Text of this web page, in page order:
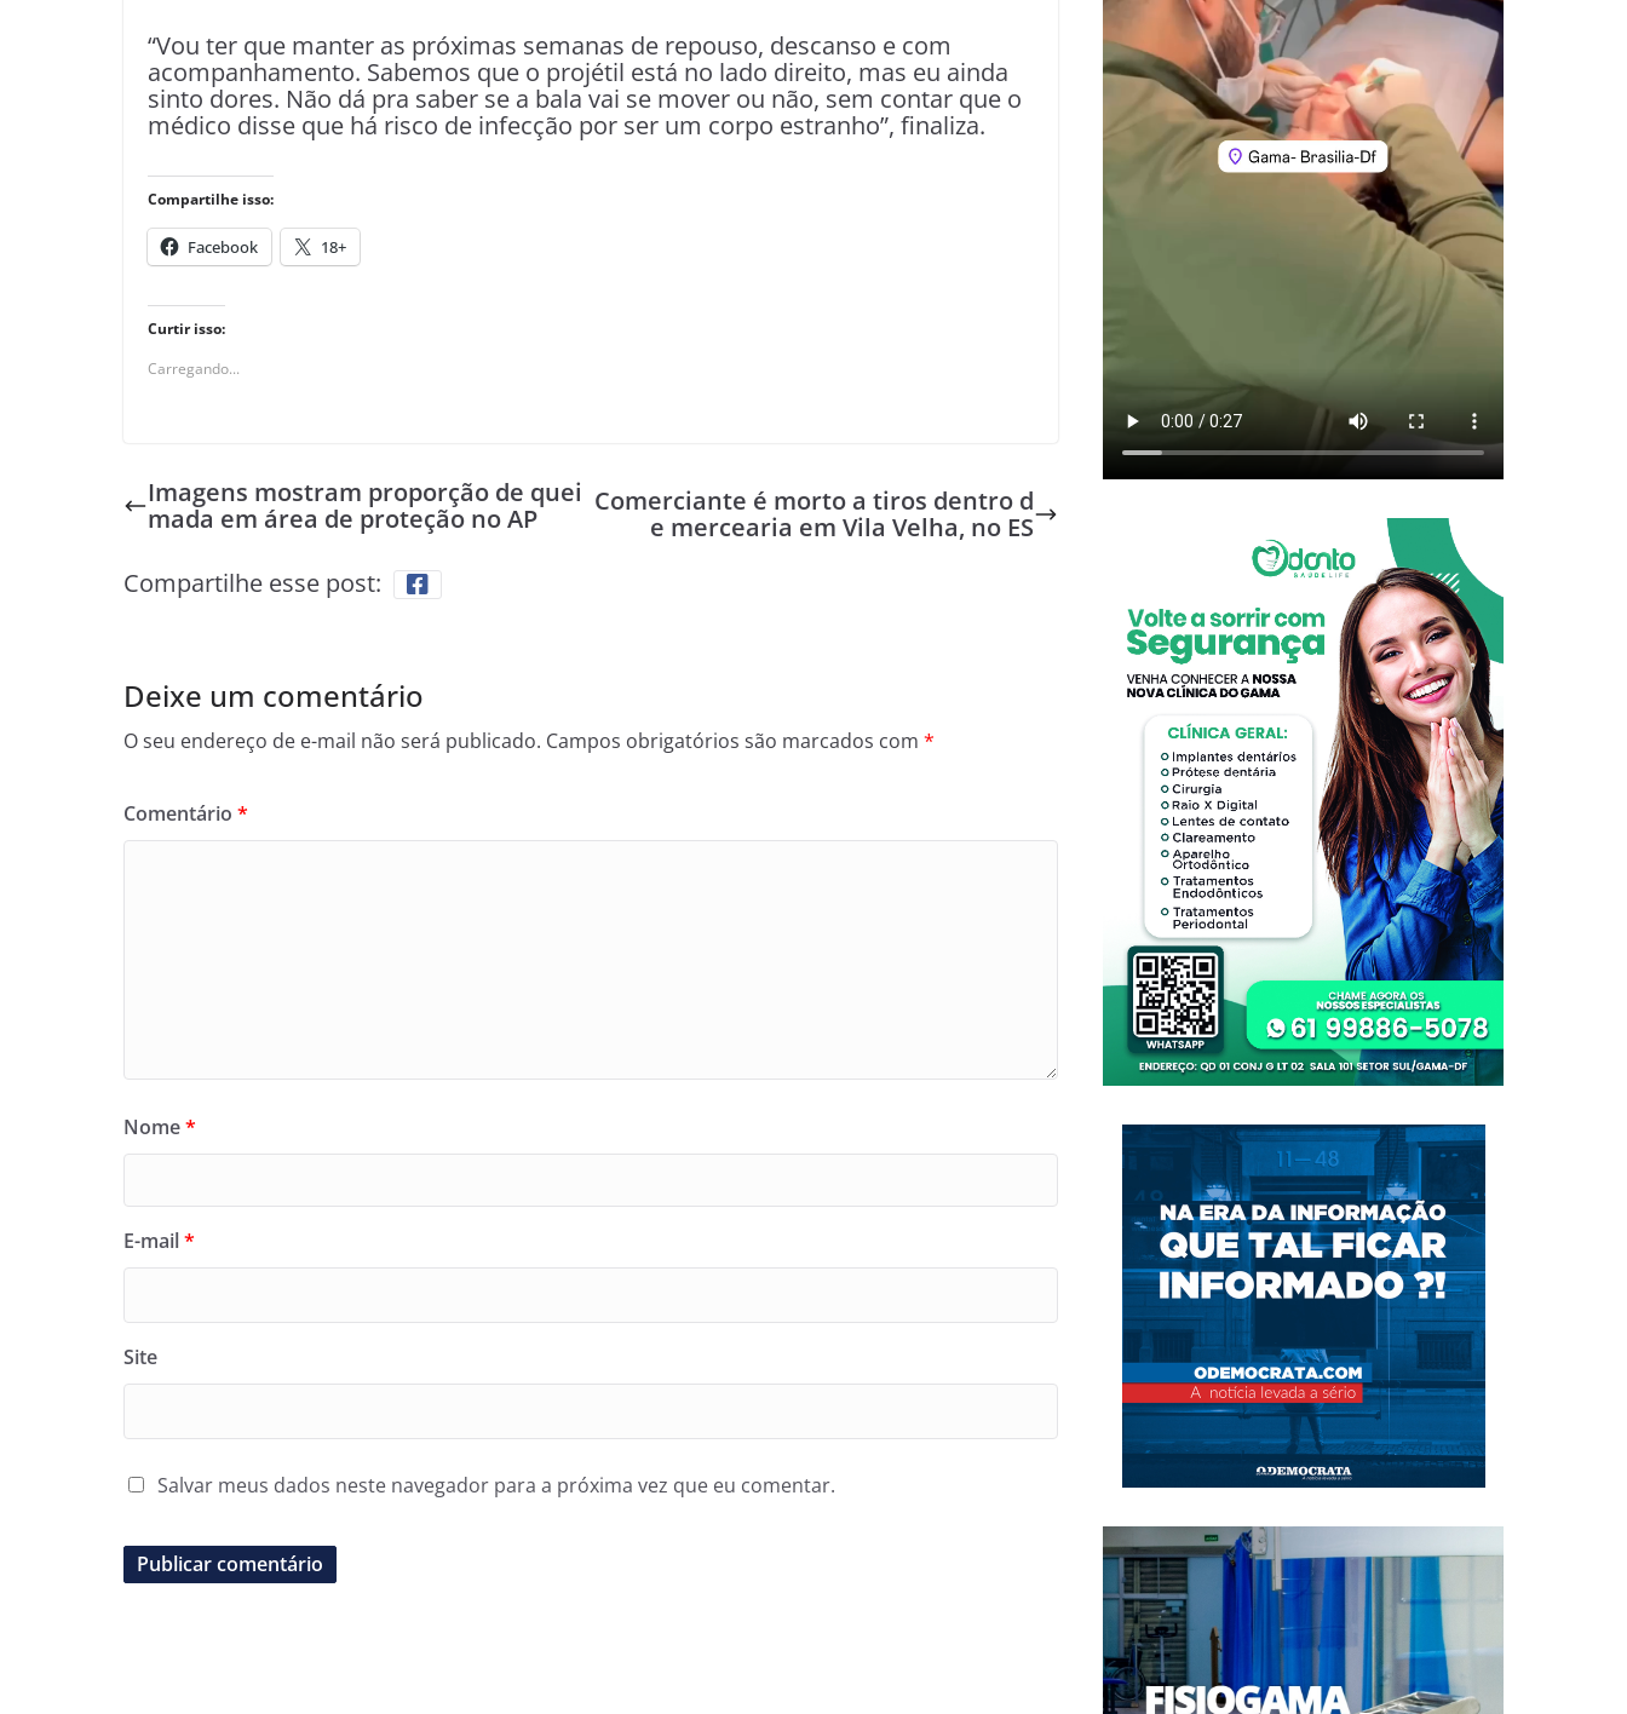
“Vou ter que manter as próximas semanas de repouso, descanso e com
acompanhamento. Sabemos que o projétil está no lado direito, mas eu ainda
sinto dores. Não dá pra saber se a bala vai se mover ou não, sem contar que o
médico disse que há risco de infecção por ser um corpo estranho”, finaliza.
Compartilhe isso:
Facebook 18+
Curtir isso:
Carregando...
Imagens mostram proporção de quei
mada em área de proteção no AP
Comerciante é morto a tiros dentro d
e mercearia em Vila Velha, no ES
Compartilhe esse post:
Deixe um comentário
O seu endereço de e-mail não será publicado. Campos obrigatórios são marcados com *
Comentário *
Nome*
E-mail*
Site
Salvar meus dados neste navegador para a próxima vez que eu comentar.